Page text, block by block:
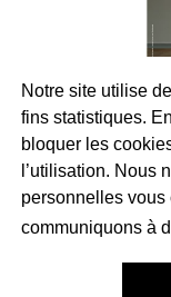
Notre site utilise
fins statistiques.
bloquer les
l’utilisation. Nous
personnelles
communiquons à